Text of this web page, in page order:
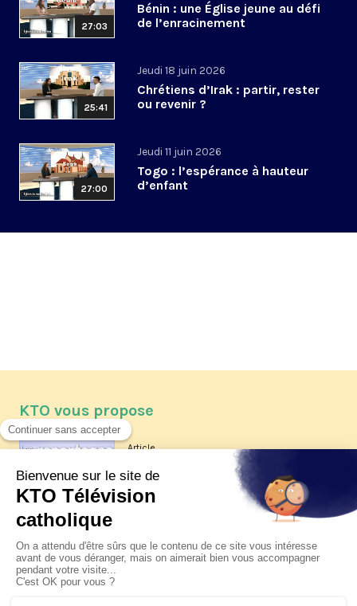
27:03
Bénin : une Église jeune au défi
de l’enracinement
25:41
Jeudi 18 juin 2026
Chrétiens d’Irak : partir, rester
ou revenir ?
27:00
Jeudi 11 juin 2026
Togo : l’espérance à hauteur
d’enfant
KTO vous propose
Article
Les reportages d'été 2026 de KTO
La visite pastorale du pape Léon
XIV à Assise à suivre sur KTO le
jeudi 6 août